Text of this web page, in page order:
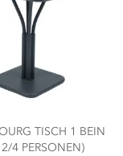
TISCH 1 BEIN
2/4 PERSONEN)